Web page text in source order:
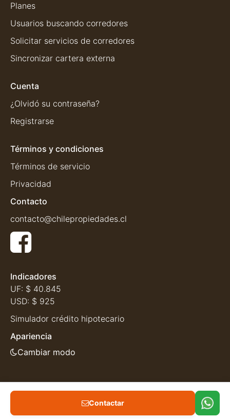
Contactar
Planes
Usuarios buscando corredores
Solicitar servicios de corredores
Sincronizar cartera externa
Cuenta
¿Olvidó su contraseña?
Registrarse
Términos y condiciones
Términos de servicio
Privacidad
Contacto
contacto@chilepropiedades.cl
Indicadores
UF: $ 40.845
USD: $ 925
Simulador crédito hipotecario
Apariencia
Cambiar modo